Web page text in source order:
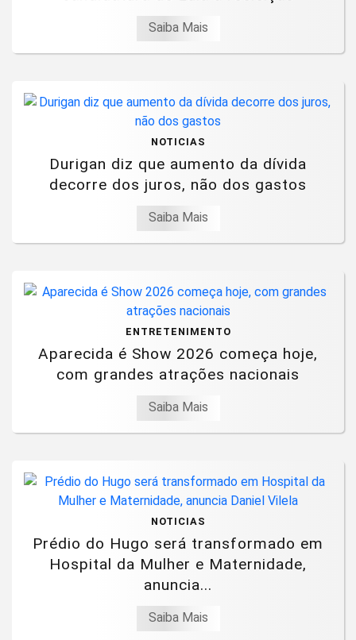
Saiba Mais
NOTICIAS
Durigan diz que aumento da dívida
decorre dos juros, não dos gastos
Saiba Mais
ENTRETENIMENTO
Aparecida é Show 2026 começa hoje,
com grandes atrações nacionais
Saiba Mais
NOTICIAS
Prédio do Hugo será transformado em
Hospital da Mulher e Maternidade,
anuncia...
Saiba Mais